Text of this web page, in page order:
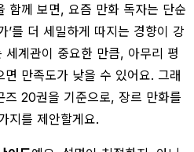
함께 보면, 요즘 만화 독자는 단순
’를 더 세밀하게 따지는 경향이 강
계관이 중요한 만큼, 아무리 평
만족도가 낮을 수 있어요. 그래
즈 20권을 기준으로, 장르 만화를
지를 제안할게요.